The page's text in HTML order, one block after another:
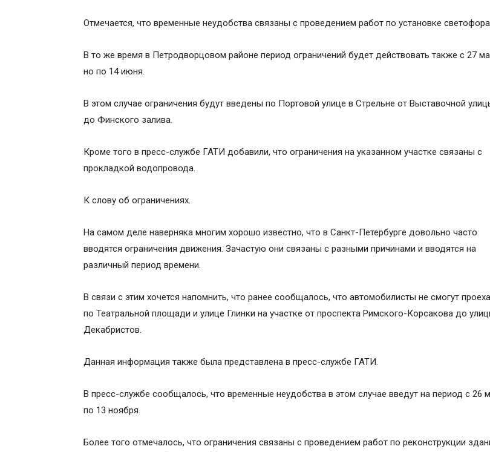
Отмечается, что временные неудобства связаны с проведением работ по установке
В то же время в Петродворцовом районе период ограничений будет действовать также с 27
но по 14 июня.
В этом случае ограничения будут введены по Портовой улице в Стрельне от Выставочной
до Финского залива.
Кроме того в пресс-службе ГАТИ добавили, что ограничения на указанном участке связаны с
прокладкой водопровода.
К слову об ограничениях.
На самом деле наверняка многим хорошо известно, что в Санкт-Петербурге довольно часто
вводятся ограничения движения. Зачастую они связаны с разными причинами и вводятся на
различный период времени.
В связи с этим хочется напомнить, что ранее сообщалось, что автомобилисты не смогут
по Театральной площади и улице Глинки на участке от проспекта Римского-Корсакова до
Декабристов.
Данная информация также была представлена в пресс-службе ГАТИ.
В пресс-службе сообщалось, что временные неудобства в этом случае введут на период с 26
по 13 ноября.
Более того отмечалось, что ограничения связаны с проведением работ по реконструкции